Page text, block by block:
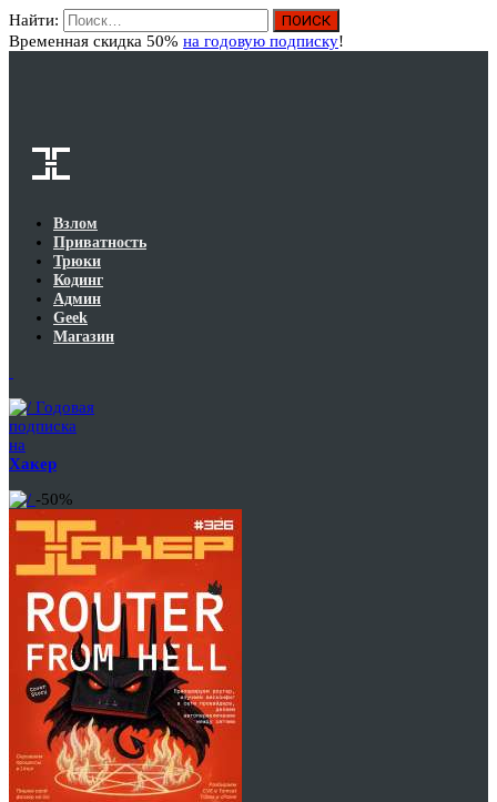
Найти:
Временная скидка 50% на годовую подписку!
Взлом
Приватность
Трюки
Кодинг
Админ
Geek
Магазин
Годовая
подписка
на
Хакер
-50%